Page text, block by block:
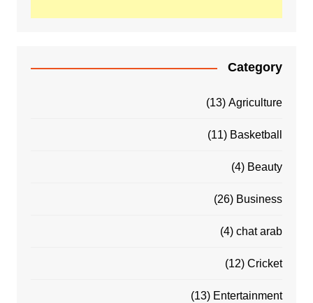
Category
Agriculture
(13)
Basketball
(11)
Beauty
(4)
Business
(26)
chat arab
(4)
Cricket
(12)
Entertainment
(13)